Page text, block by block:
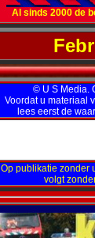
Al sinds 2000 de
© U S Media.
Voordat u materiaal
lees eerst de
Op publikatie zonder
volgt